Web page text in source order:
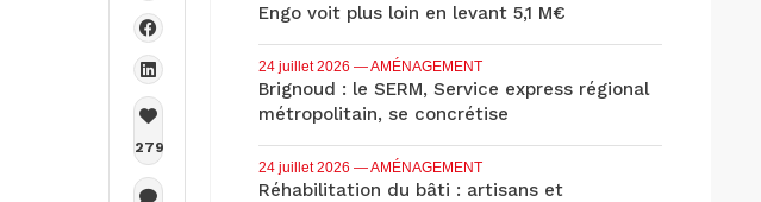
279
Engo voit plus loin en levant 5,1 M€
24 juillet 2026 — AMÉNAGEMENT
Brignoud : le SERM, Service express régional
métropolitain, se concrétise
24 juillet 2026 — AMÉNAGEMENT
Réhabilitation du bâti : artisans et